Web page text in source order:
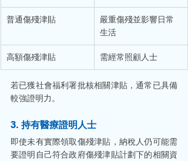
普通傷殘津貼
嚴重傷殘並影響日常
生活
高額傷殘津貼 需經常照顧人士
若已獲社會福利署批核相關津貼，通常已具備
較強證明力。
3. 持有醫療證明人士
即使未有實際領取傷殘津貼，納稅人仍可能需
要證明自己符合政府傷殘津貼計劃下的相關資